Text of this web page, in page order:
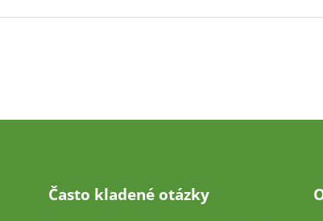
Často kladené otázky